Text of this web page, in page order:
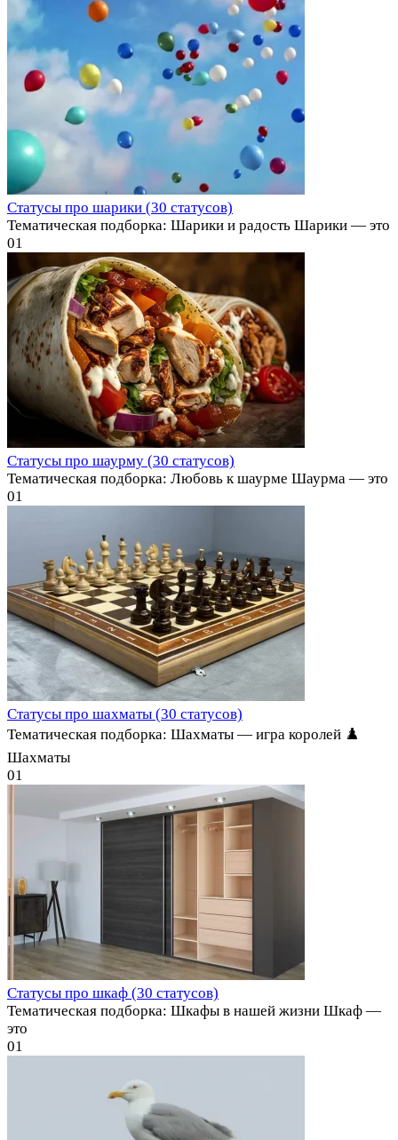
Статусы про шарики (30 статусов)
Тематическая подборка: Шарики и радость Шарики — это
01
Статусы про шаурму (30 статусов)
Тематическая подборка: Любовь к шаурме Шаурма — это
01
Статусы про шахматы (30 статусов)
Тематическая подборка: Шахматы — игра королей ♟️
Шахматы
01
Статусы про шкаф (30 статусов)
Тематическая подборка: Шкафы в нашей жизни Шкаф —
это
01